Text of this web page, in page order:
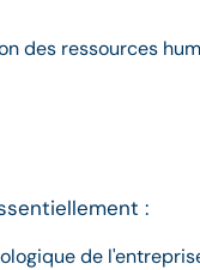
des ressources
:
de